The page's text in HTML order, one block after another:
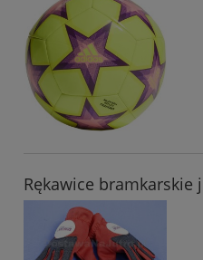
Rękawice bramkarskie